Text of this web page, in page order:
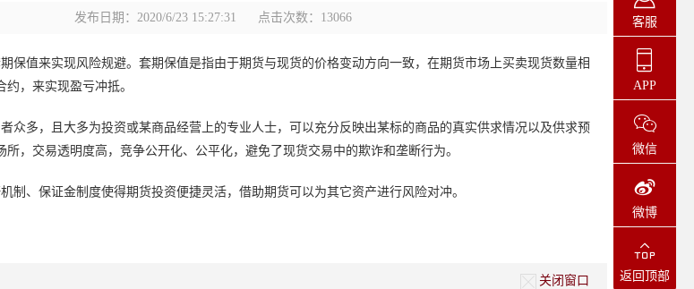
发布日期：2020/6/23 15:27:31 点击次数：13066
保值来实现风险规避。套期保值是指由于期货与现货的价格变动方向一致，在期货市场上买卖现货数量相
，来实现盈亏冲抵。
众多，且大多为投资或某商品经营上的专业人士，可以充分反映出某标的商品的真实供求情况以及供求预
，交易透明度高，竞争公开化、公平化，避免了现货交易中的欺诈和垄断行为。
制、保证金制度使得期货投资便捷灵活，借助期货可以为其它资产进行风险对冲。
关闭窗口
客服
APP
微信
微博
返回顶部